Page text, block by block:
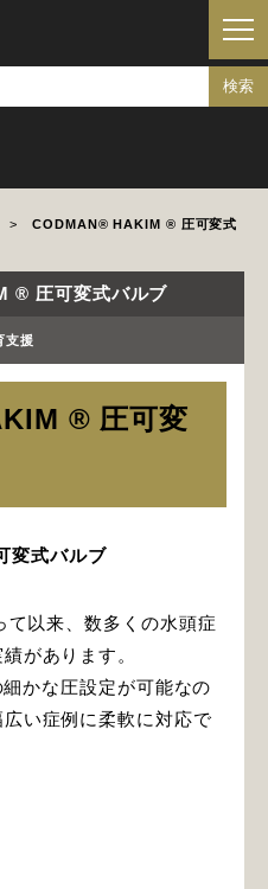
CODMAN® HAKIM ® 圧可変式
® 圧可変式バルブ
支援
® 圧可変
変式バルブ
て以来、数多くの水頭症
があります。
かな圧設定が可能なの
い症例に柔軟に対応で